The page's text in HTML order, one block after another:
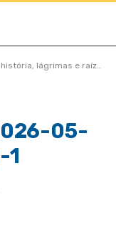
do Araguaia vive noite inesquecível em homenagem aos pioneiros
05-
1